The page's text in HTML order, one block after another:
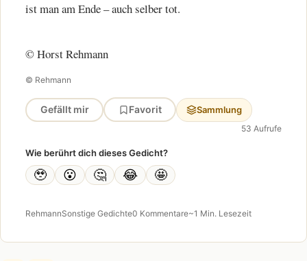
ist man am Ende – auch selber tot.
© Horst Rehmann
© Rehmann
Gefällt mir Favorit Sammlung
53 Aufrufe
Wie berührt dich dieses Gedicht?
🥹 😮 🤔 😂 🤩
RehmannSonstige Gedichte0 Kommentare~1 Min. Lesezeit